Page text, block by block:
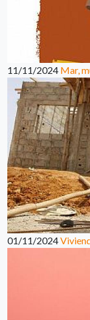
11/11/2024 Mar,
01/11/2024